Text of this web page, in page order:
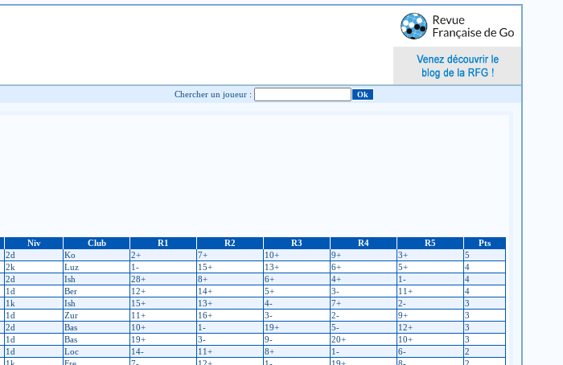
Chercher un joueur :
Niv Club R1 R2 R3 R4 R5
Pts
2d Ko 2+ 7+ 10+ 9+ 3+
5
2k Luz 1- 15+ 13+ 6+ 5+
4
2d Ish 28+ 8+ 6+ 4+ 1-
4
1d Ber 12+ 14+ 5+ 3- 11+
4
1k Ish 15+ 13+ 4- 7+ 2-
3
1d Zur 11+ 16+ 3- 2- 9+
3
2d Bas 10+ 1- 19+ 5- 12+
3
1d Bas 19+ 3- 9- 20+ 10+
3
1d Loc 14- 11+ 8+ 1- 6-
2